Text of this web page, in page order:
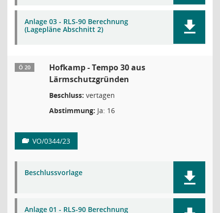
Anlage 03 - RLS-90 Berechnung
(Lagepläne Abschnitt 2)
Ö 20
Hofkamp - Tempo 30 aus
Lärmschutzgründen
Beschluss: vertagen
Abstimmung: Ja: 16
VO/0344/23
Beschlussvorlage
Anlage 01 - RLS-90 Berechnung